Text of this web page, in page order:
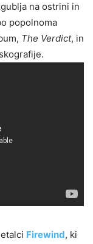
na ostrini in
popolnoma
The Verdict, in
Firewind, ki